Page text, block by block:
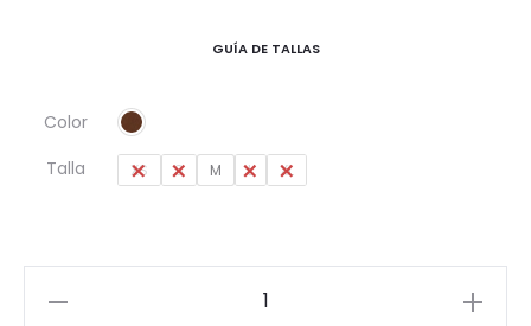
GUÍA DE TALLAS
Color
Talla
XS S M L XL